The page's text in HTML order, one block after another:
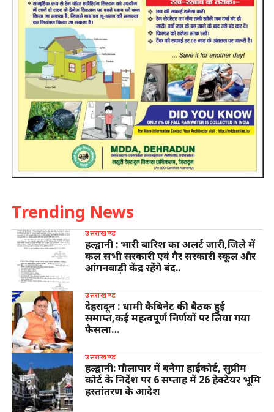
Trending News
उत्तराखण्ड
हल्द्वानी : भारी बारिश का अलर्ट जारी,जिले में
कल सभी सरकारी एवं गैर सरकारी स्कूल और
आंगनबाड़ी केंद्र रहेंगे बंद..
उत्तराखण्ड
देहरादून : धामी कैबिनेट की बैठक हुई
समाप्त,कई महत्वपूर्ण निर्णयों पर लिया गया
फैसला…
उत्तराखण्ड
हल्द्वानी: गौलापार में बनेगा हाईकोर्ट, सुप्रीम
कोर्ट के निर्देश पर 6 सप्ताह में 26 हेक्टेयर भूमि
हस्तांतरण के आदेश